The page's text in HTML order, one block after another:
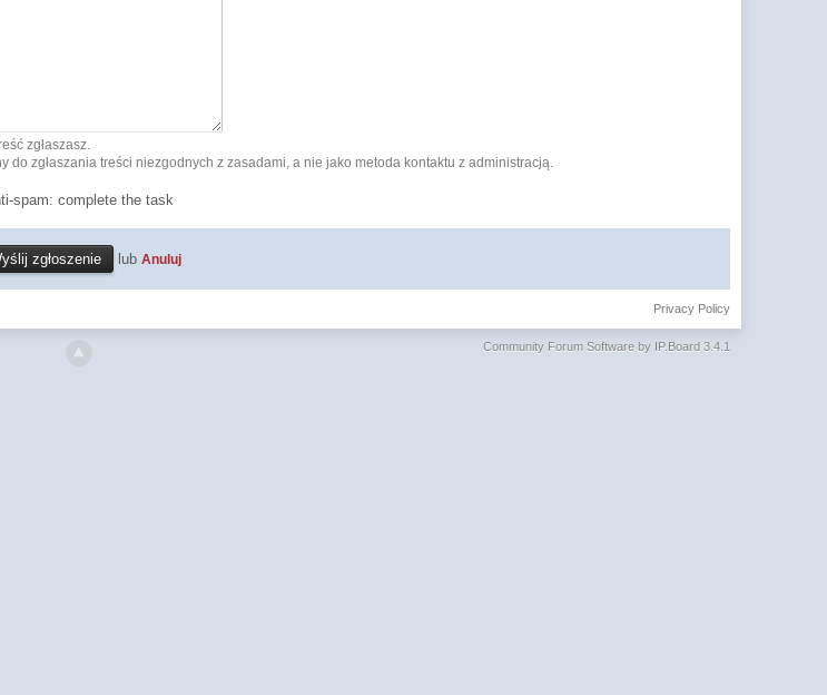
zgłaszasz.
do zgłaszania treści niezgodnych z zasadami, a nie jako metoda kontaktu z administracją.
spam: complete the task
lub Anuluj
Privacy Policy
Community Forum Software by IP.Board 3.4.1